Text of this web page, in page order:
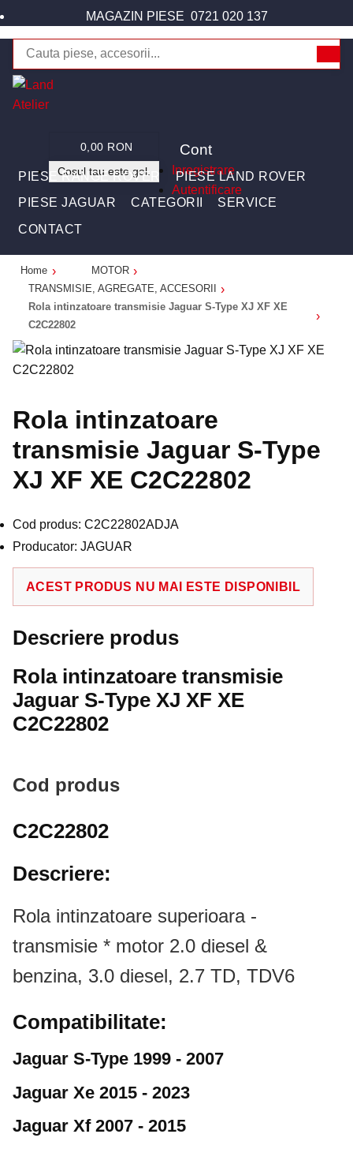
MAGAZIN PIESE 0721 020 137
Cont
Inregistrare
Autentificare
0,00 RON
Cosul tau este gol.
PIESE RANGE ROVER
PIESE LAND ROVER
PIESE JAGUAR
CATEGORII
SERVICE
CONTACT
Home
MOTOR
TRANSMISIE, AGREGATE, ACCESORII
Rola intinzatoare transmisie Jaguar S-Type XJ XF XE
C2C22802
Rola intinzatoare
transmisie Jaguar S-Type
XJ XF XE C2C22802
Cod produs: C2C22802ADJA
Producator: JAGUAR
ACEST PRODUS NU MAI ESTE DISPONIBIL
Descriere produs
Rola intinzatoare transmisie
Jaguar S-Type XJ XF XE
C2C22802
Cod produs
C2C22802
Descriere:
Rola intinzatoare superioara -
transmisie * motor 2.0 diesel &
benzina, 3.0 diesel, 2.7 TD, TDV6
Compatibilitate:
Jaguar S-Type 1999 - 2007
Jaguar Xe 2015 - 2023
Jaguar Xf 2007 - 2015